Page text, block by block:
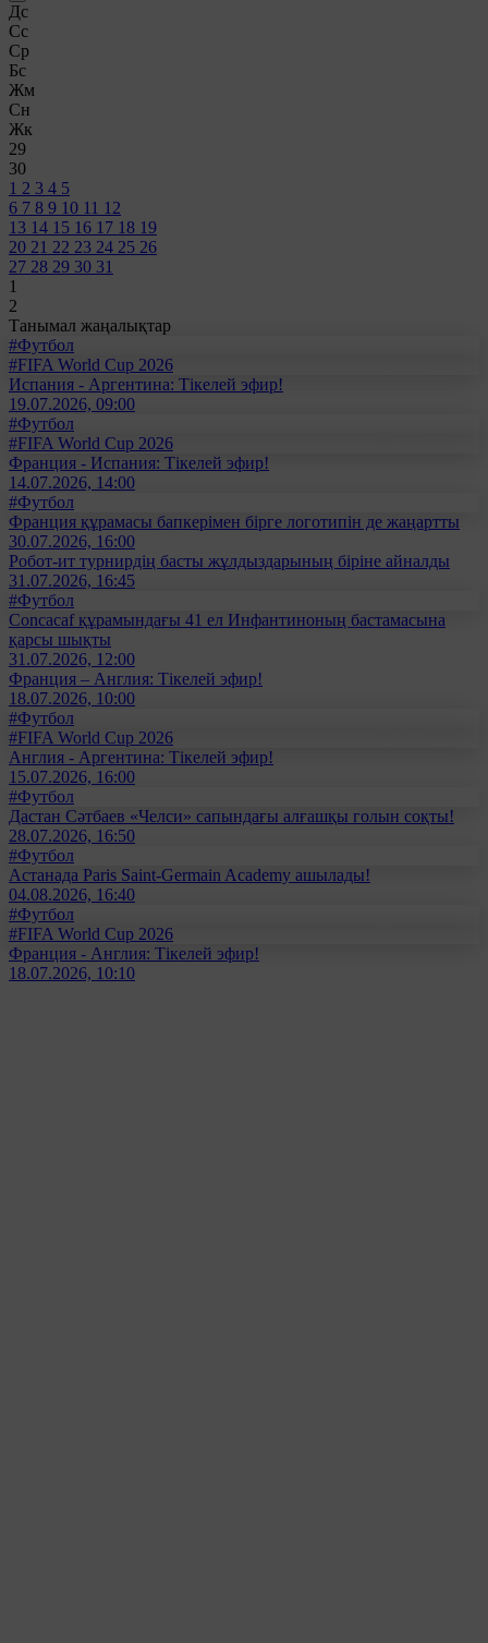
Дс
Сс
Ср
Бс
Жм
Сн
Жк
29
30
1 2 3 4 5
6 7 8 9 10 11 12
13 14 15 16 17 18 19
20 21 22 23 24 25 26
27 28 29 30 31
1
2
Танымал жаңалықтар
#Футбол
#FIFA World Cup 2026
Испания - Аргентина: Тікелей эфир!
19.07.2026, 09:00
#Футбол
#FIFA World Cup 2026
Франция - Испания: Тікелей эфир!
14.07.2026, 14:00
#Футбол
Франция құрамасы бапкерімен бірге логотипін де жаңартты
30.07.2026, 16:00
Робот-ит турнирдің басты жұлдыздарының біріне айналды
31.07.2026, 16:45
#Футбол
Concacaf құрамындағы 41 ел Инфантиноның бастамасына
қарсы шықты
31.07.2026, 12:00
Франция – Англия: Тікелей эфир!
18.07.2026, 10:00
#Футбол
#FIFA World Cup 2026
Англия - Аргентина: Тікелей эфир!
15.07.2026, 16:00
#Футбол
Дастан Сәтбаев «Челси» сапындағы алғашқы голын соқты!
28.07.2026, 16:50
#Футбол
Астанада Paris Saint-Germain Academy ашылады!
04.08.2026, 16:40
#Футбол
#FIFA World Cup 2026
Франция - Англия: Тікелей эфир!
18.07.2026, 10:10